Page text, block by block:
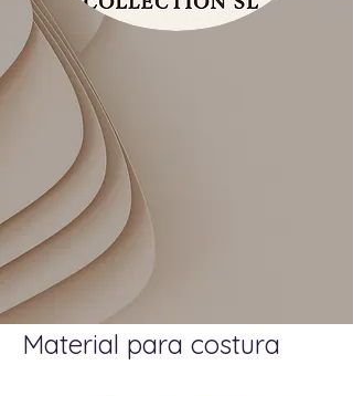
Material para costura